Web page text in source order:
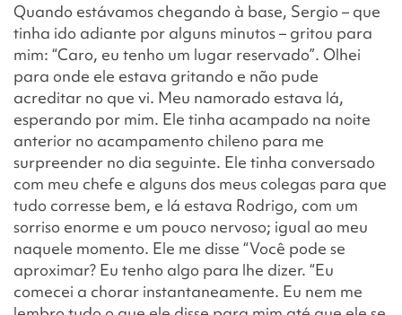
Quando estávamos chegando à base, Sergio – que
tinha ido adiante por alguns minutos – gritou para
mim: “Caro, eu tenho um lugar reservado”. Olhei
para onde ele estava gritando e não pude
acreditar no que vi. Meu namorado estava lá,
esperando por mim. Ele tinha acampado na noite
anterior no acampamento chileno para me
surpreender no dia seguinte. Ele tinha conversado
com meu chefe e alguns dos meus colegas para que
tudo corresse bem, e lá estava Rodrigo, com um
sorriso enorme e um pouco nervoso; igual ao meu
naquele momento. Ele me disse “Você pode se
aproximar? Eu tenho algo para lhe dizer. “Eu
comecei a chorar instantaneamente. Eu nem me